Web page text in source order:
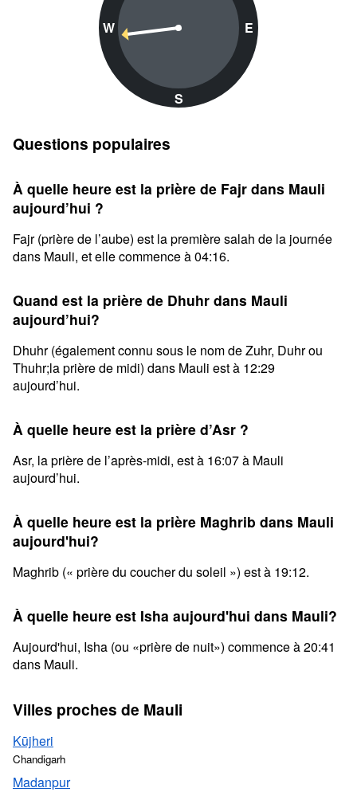
W
S
E
Questions populaires
À quelle heure est la prière de Fajr dans Mauli
aujourd’hui ?
Fajr (prière de l’aube) est la première salah de la journée
dans Mauli, et elle commence à 04:16.
Quand est la prière de Dhuhr dans Mauli
aujourd’hui?
Dhuhr (également connu sous le nom de Zuhr, Duhr ou
Thuhr;la prière de midi) dans Mauli est à 12:29
aujourd’hui.
À quelle heure est la prière d’Asr ?
Asr, la prière de l’après-midi, est à 16:07 à Mauli
aujourd’hui.
À quelle heure est la prière Maghrib dans Mauli
aujourd'hui?
Maghrib (« prière du coucher du soleil ») est à 19:12.
À quelle heure est Isha aujourd'hui dans Mauli?
Aujourd'hui, Isha (ou «prière de nuit») commence à 20:41
dans Mauli.
Villes proches de Mauli
Kūjheri
Chandigarh
Madanpur